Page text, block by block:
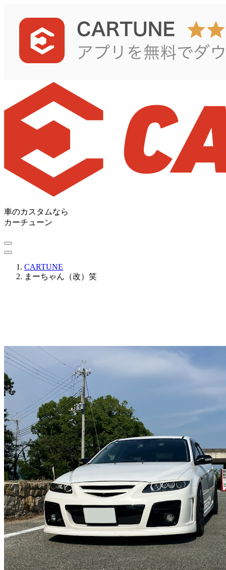
車のカスタムなら
カーチューン
CARTUNE
まーちゃん（改）笑